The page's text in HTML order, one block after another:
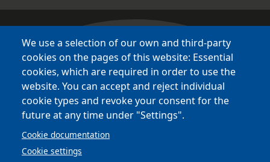
Bretagne Culture Diversité
des sites variés !
Sites
BCD
Bazhvalan
Bécédia
BED
PCI
We use a selection of our own and third-party
cookies on the pages of this website: Essential
cookies, which are required in order to use the
website. You can accept and reject individual
cookie types and revoke your consent for the
future at any time under "Settings".
Cookie documentation
Cookie settings